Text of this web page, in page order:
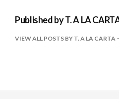
Published byT. A LA
VIEW ALL POSTS BY T. A LA CARTA